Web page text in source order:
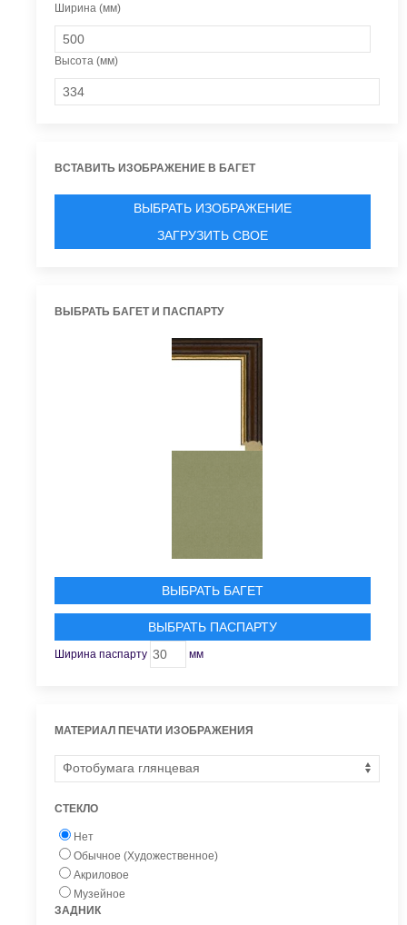
Ширина (мм)
Высота (мм)
ВСТАВИТЬ ИЗОБРАЖЕНИЕ В БАГЕТ
ВЫБРАТЬ ИЗОБРАЖЕНИЕ
ЗАГРУЗИТЬ СВОЕ
ВЫБРАТЬ БАГЕТ И ПАСПАРТУ
ВЫБРАТЬ БАГЕТ
ВЫБРАТЬ ПАСПАРТУ
Ширина паспарту мм
МАТЕРИАЛ ПЕЧАТИ ИЗОБРАЖЕНИЯ
СТЕКЛО
Нет
Обычное (Художественное)
Акриловое
Музейное
ЗАДНИК